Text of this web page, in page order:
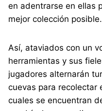
en adentrarse en ellas
mejor colección posible.
Así, ataviados con un
herramientas y sus
jugadores alternarán
cuevas para recolectar
cuales se encuentran